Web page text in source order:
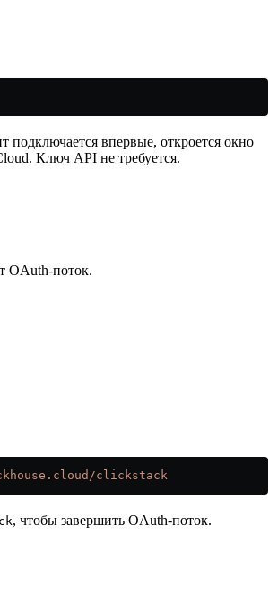
подключается впервые, откроется окно
Ключ API не требуется.
OAuth-поток.
clickstack
, чтобы завершить OAuth-поток.